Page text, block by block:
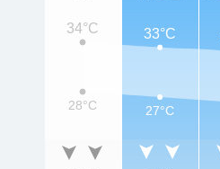
34°C 33°C
28°C 27°C